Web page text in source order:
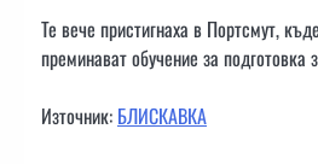
Те вече пристигнаха в Портсмут,
преминават обучение за
Източник: БЛИСКАВКА